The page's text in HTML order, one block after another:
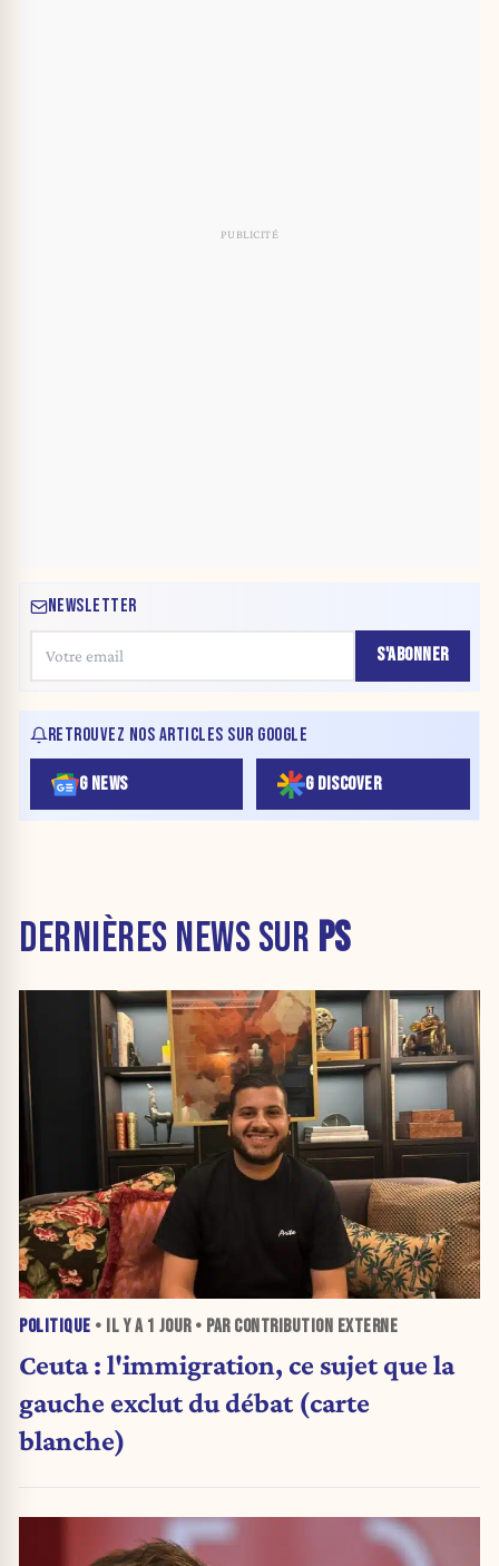
NEWSLETTER
S'ABONNER
RETROUVEZ NOS ARTICLES SUR GOOGLE
G NEWS G DISCOVER
DERNIÈRES NEWS SUR PS
POLITIQUE • IL Y A 1 JOUR• PAR CONTRIBUTION EXTERNE
Ceuta : l'immigration, ce sujet que la
gauche exclut du débat (carte
blanche)